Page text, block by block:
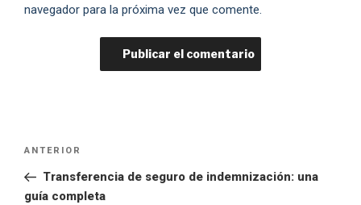
navegador para la próxima vez que comente.
ANTERIOR
Transferencia de seguro de indemnización: una
guía completa